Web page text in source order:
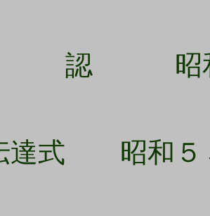
和５４
達式 昭和５